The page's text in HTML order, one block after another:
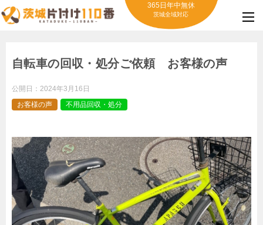
365日年中無休
茨城全域対応
自転車の回収・処分ご依頼 お客様の声
公開日： 2024年3月16日
お客様の声
不用品回収・処分